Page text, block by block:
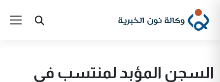
السجن المؤبد لمنتسب في